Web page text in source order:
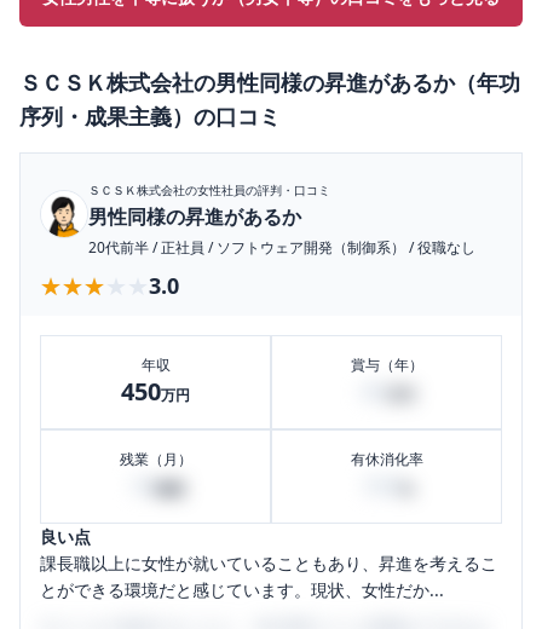
ＳＣＳＫ株式会社の男性同様の昇進があるか（年功
序列・成果主義） の口コミ
ＳＣＳＫ株式会社の女性社員の評判・口コミ
男性同様の昇進があるか
20代前半/正社員 /ソフトウェア開発（制御系） /役職なし
★★★★★
★★★★★ 3.0
年収
450万円
賞与（年）
残業（月） 有休消化率
良い点
課長職以上に女性が就いていることもあり、昇進を考えるこ
とができる環境だと感じています。現状、女性だか...